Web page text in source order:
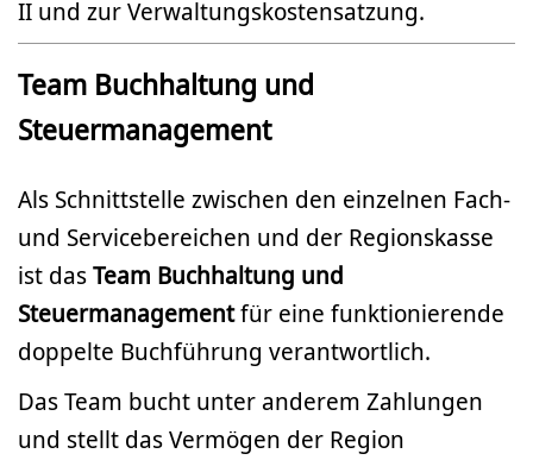
II und zur Verwaltungskostensatzung.
Team Buchhaltung und
Steuermanagement
Als Schnittstelle zwischen den einzelnen Fach-
und Servicebereichen und der Regionskasse
ist dasTeam Buchhaltung und
Steuermanagementfür eine funktionierende
doppelte Buchführung verantwortlich.
Das Team bucht unter anderem Zahlungen
und stellt das Vermögen der Region